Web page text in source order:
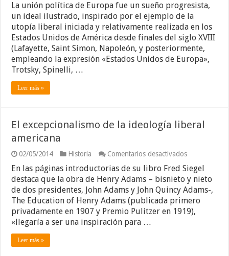
impotente
(A
propósito
de
la
crisis
de
Ucrania)
La unión política de Europa fue un sueño progresista,
un ideal ilustrado, inspirado por el ejemplo de la
utopía liberal iniciada y relativamente realizada en los
Estados Unidos de América desde finales del siglo XVIII
(Lafayette, Saint Simon, Napoleón, y posteriormente,
empleando la expresión «Estados Unidos de Europa»,
Trotsky, Spinelli, …
Leer más »
El excepcionalismo de la ideología liberal
americana
02/05/2014 Historia Comentarios desactivadosen
de
la
ideología
liberal
americana
En las páginas introductorias de su libro Fred Siegel
destaca que la obra de Henry Adams – bisnieto y nieto
de dos presidentes, John Adams y John Quincy Adams-,
The Education of Henry Adams (publicada primero
privadamente en 1907 y Premio Pulitzer en 1919),
«llegaría a ser una inspiración para …
Leer más »